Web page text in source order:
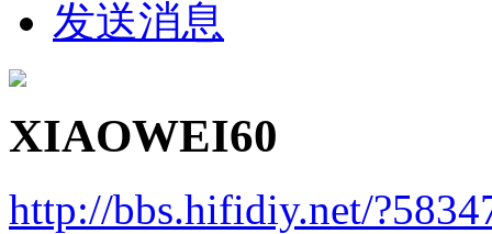
发送消息
XIAOWEI60
http://bbs.hifidiy.net/